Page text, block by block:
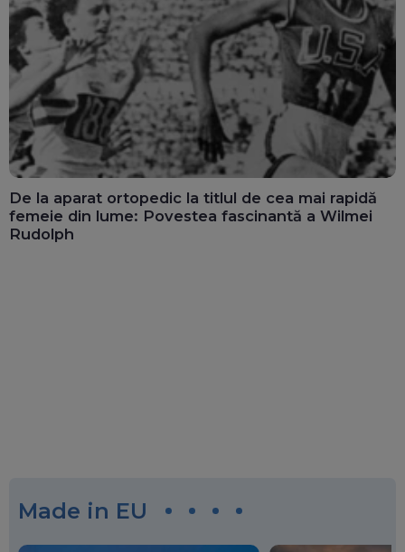
De la aparat ortopedic la titlul de cea mai rapidă
femeie din lume: Povestea fascinantă a Wilmei
Rudolph
Made in EU